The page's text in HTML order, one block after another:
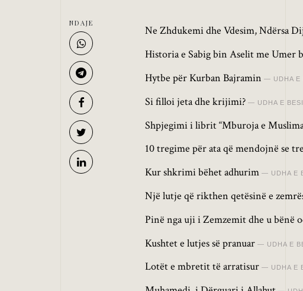
Ne Zhdukemi dhe Vdesim, Ndërsa
Historia e Sabig bin Aselit me Umer
Hytbe për Kurban Bajramin UDHA E
Si filloi jeta dhe krijimi? UDHA E
Shpjegimi i librit “Mburoja e
10 tregime për ata që mendojnë se
Kur shkrimi bëhet adhurim UDHA E
Një lutje që rikthen qetësinë e
Pinë nga uji i Zemzemit dhe u bënë
Kushtet e lutjes së pranuar UDHA E
Lotët e mbretit të arratisur UDHA E
NDAJE